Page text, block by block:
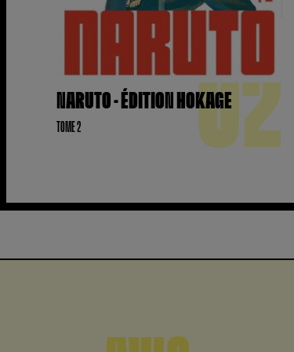
NARUTO - ÉDITION HOKAGE
TOME 2 02